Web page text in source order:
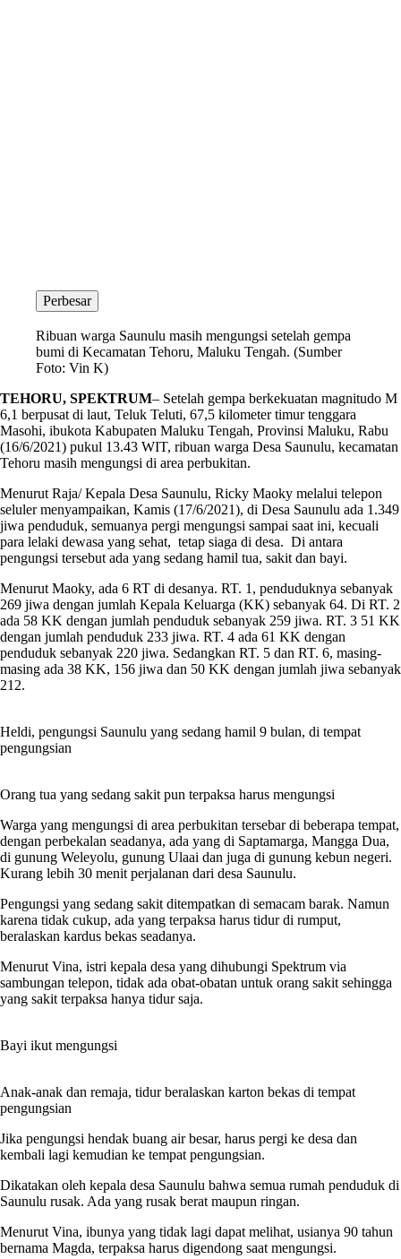
Perbesar
Ribuan warga Saunulu masih mengungsi setelah gempa
bumi di Kecamatan Tehoru, Maluku Tengah. (Sumber
Foto: Vin K)
TEHORU, SPEKTRUM– Setelah gempa berkekuatan magnitudo M
6,1 berpusat di laut, Teluk Teluti, 67,5 kilometer timur tenggara
Masohi, ibukota Kabupaten Maluku Tengah, Provinsi Maluku, Rabu
(16/6/2021) pukul 13.43 WIT, ribuan warga Desa Saunulu, kecamatan
Tehoru masih mengungsi di area perbukitan.
Menurut Raja/ Kepala Desa Saunulu, Ricky Maoky melalui telepon
seluler menyampaikan, Kamis (17/6/2021), di Desa Saunulu ada 1.349
jiwa penduduk, semuanya pergi mengungsi sampai saat ini, kecuali
para lelaki dewasa yang sehat, tetap siaga di desa. Di antara
pengungsi tersebut ada yang sedang hamil tua, sakit dan bayi.
Menurut Maoky, ada 6 RT di desanya. RT. 1, penduduknya sebanyak
269 jiwa dengan jumlah Kepala Keluarga (KK) sebanyak 64. Di RT. 2
ada 58 KK dengan jumlah penduduk sebanyak 259 jiwa. RT. 3 51 KK
dengan jumlah penduduk 233 jiwa. RT. 4 ada 61 KK dengan
penduduk sebanyak 220 jiwa. Sedangkan RT. 5 dan RT. 6, masing-
masing ada 38 KK, 156 jiwa dan 50 KK dengan jumlah jiwa sebanyak
212.
Heldi, pengungsi Saunulu yang sedang hamil 9 bulan, di tempat
pengungsian
Orang tua yang sedang sakit pun terpaksa harus mengungsi
Warga yang mengungsi di area perbukitan tersebar di beberapa tempat,
dengan perbekalan seadanya, ada yang di Saptamarga, Mangga Dua,
di gunung Weleyolu, gunung Ulaai dan juga di gunung kebun negeri.
Kurang lebih 30 menit perjalanan dari desa Saunulu.
Pengungsi yang sedang sakit ditempatkan di semacam barak. Namun
karena tidak cukup, ada yang terpaksa harus tidur di rumput,
beralaskan kardus bekas seadanya.
Menurut Vina, istri kepala desa yang dihubungi Spektrum via
sambungan telepon, tidak ada obat-obatan untuk orang sakit sehingga
yang sakit terpaksa hanya tidur saja.
Bayi ikut mengungsi
Anak-anak dan remaja, tidur beralaskan karton bekas di tempat
pengungsian
Jika pengungsi hendak buang air besar, harus pergi ke desa dan
kembali lagi kemudian ke tempat pengungsian.
Dikatakan oleh kepala desa Saunulu bahwa semua rumah penduduk di
Saunulu rusak. Ada yang rusak berat maupun ringan.
Menurut Vina, ibunya yang tidak lagi dapat melihat, usianya 90 tahun
bernama Magda, terpaksa harus digendong saat mengungsi.